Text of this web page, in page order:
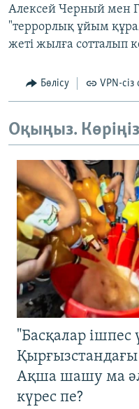
Алексей Черный мен
"террорлық ұйым
жеті жылға сотталып
Бөлісу VPN-сіз
Оқыңыз.
"Басқалар ішпес
Қырғызстандағы
Ақша шашу ма
күрес пе?